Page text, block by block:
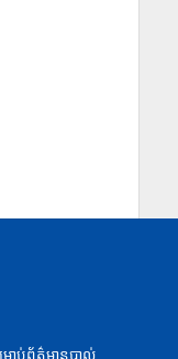
ាប់ព័ត៌មានបាល់